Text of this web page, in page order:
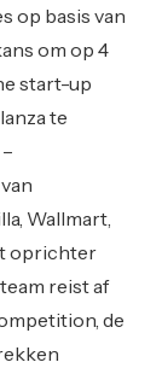
op basis van
om op 4
start-up
te
Wallmart,
oprichter
reist af
de